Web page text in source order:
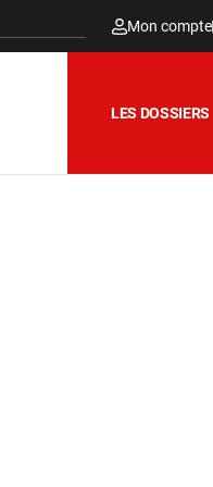
Mon compte
LES DOSSIERS